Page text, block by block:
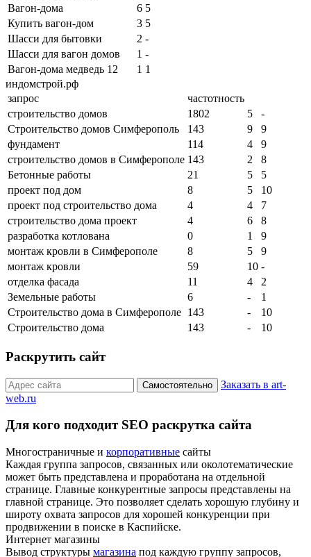
Вагон-дома
6 5
Купить вагон-дом
3 5
Шасси для бытовки
2 -
Шасси для вагон домов
1 -
Вагон-дома медведь 12
1 1
индомстрой.рф
запрос
частотность
строительство домов
1802 5
-
Строительство домов Симферополь
143 9
9
фундамент
114 4
9
строительство домов в Симферополе 143 2
8
Бетонные работы
21 5
5
проект под дом
8 5
10
проект под строительство дома
4 4
7
строительство дома проект
4 6
8
разработка котлована
0 1
9
монтаж кровли в Симферополе
8 5
9
монтаж кровли
59 10 -
отделка фасада
11 4
2
Земельные работы
6 -
1
Строительство дома в Симферополе 143 -
10
Строительство дома
143 - 10
Раскрутить сайт
Самостоятельно
Заказать в art-
web.ru
Для кого подходит SEO раскрутка сайта
Многостраничные и корпоративные сайты
Каждая группа запросов, связанных или околотематические
может быть представлена и проработана на отдельной
странице. Главные конкурентные запросы представлены на
главной странице. Это позволяет сделать хорошую глубину и
широту охвата запросов для хорошей конкуренции при
продвижении в поиске в Каспийске.
Интернет магазины
Вывод структуры магазина под каждую группу запросов,